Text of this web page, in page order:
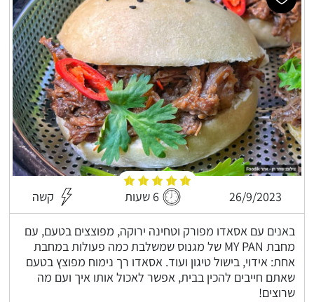
26/9/2023 6 שעות קשה
באנים עם אסאדו מפורק וטחינה ירוקה, מפוצצים בטעם, עם
מחבת MY PAN של מגנוס שמשלבת כמה פעולות במחבת
אחת: אידוי, בישול טיגון ועוד. אסאדו רך נימוח מפוצץ בטעם
שאתם חייבים להכין בבית, אפשר לאכול אותו איך ועם מה
שרוצים!